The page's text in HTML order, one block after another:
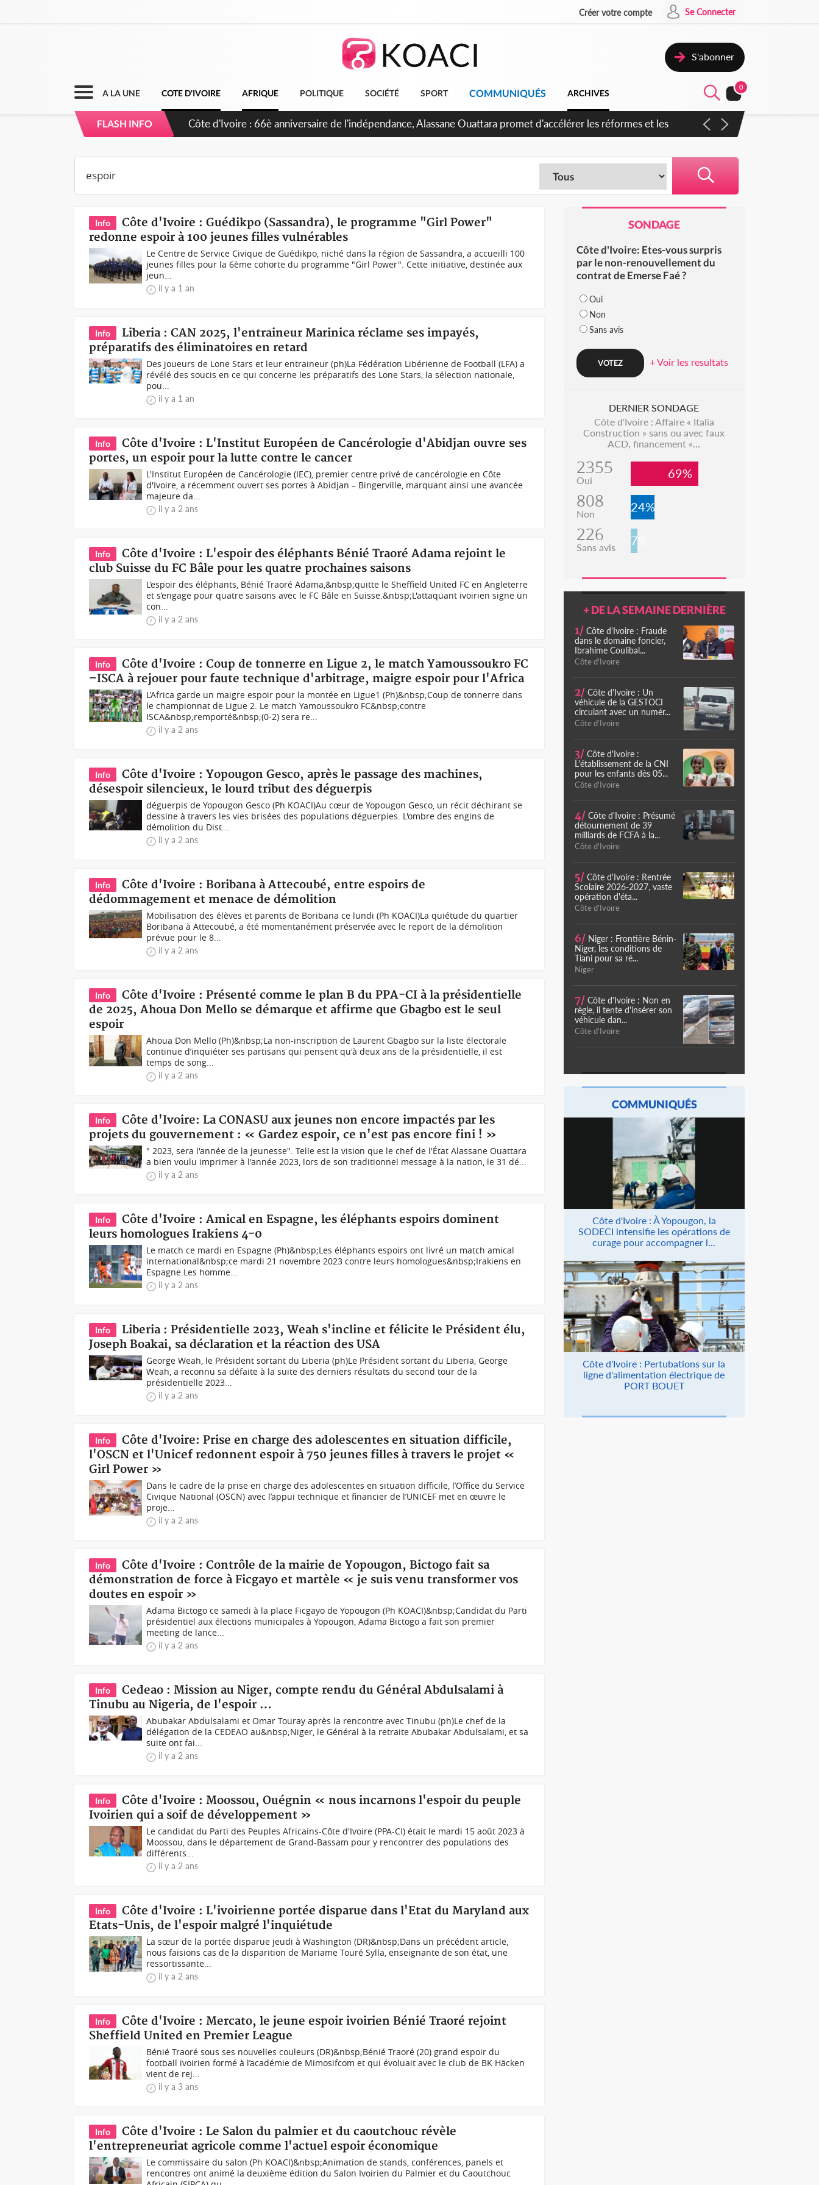
Créer votre compte Se Connecter
S'abonner
A LA UNE COTE D'IVOIRE AFRIQUE POLITIQUE SOCIÉTÉ SPORT COMMUNIQUÉS ARCHIVES
0
FLASH INFO
Côte d'Ivoire : À Abidjan, Amadou Oury Bah admire le modèle ivoirien et veut s'en inspirer pour accélérer le
Info
Côte d'Ivoire : Guédikpo (Sassandra), le programme "Girl Power"
redonne espoir à 100 jeunes filles vulnérables
Le Centre de Service Civique de Guédikpo, niché dans la région de Sassandra, a accueilli 100
jeunes filles pour la 6ème cohorte du programme "Girl Power". Cette initiative, destinée aux
jeun...
il y a 1 an
Info
Liberia : CAN 2025, l'entraineur Marinica réclame ses impayés,
préparatifs des éliminatoires en retard
Des joueurs de Lone Stars et leur entraineur (ph)La Fédération Libérienne de Football (LFA) a
révélé des soucis en ce qui concerne les préparatifs des Lone Stars, la sélection nationale,
pou...
il y a 1 an
Info
Côte d'Ivoire : L'Institut Européen de Cancérologie d'Abidjan ouvre ses
portes, un espoir pour la lutte contre le cancer
L'Institut Européen de Cancérologie (IEC), premier centre privé de cancérologie en Côte
d'Ivoire, a récemment ouvert ses portes à Abidjan – Bingerville, marquant ainsi une avancée
majeure da...
il y a 2 ans
Info
Côte d'Ivoire : L'espoir des éléphants Bénié Traoré Adama rejoint le
club Suisse du FC Bâle pour les quatre prochaines saisons
L’espoir des éléphants, Bénié Traoré Adama,&nbsp;quitte le Sheffield United FC en Angleterre
et s’engage pour quatre saisons avec le FC Bâle en Suisse.&nbsp;L'attaquant ivoirien signe un
con...
il y a 2 ans
Info
Côte d'Ivoire : Coup de tonnerre en Ligue 2, le match Yamoussoukro FC
–ISCA à rejouer pour faute technique d'arbitrage, maigre espoir pour l'Africa
L’Africa garde un maigre espoir pour la montée en Ligue1 (Ph)&nbsp;Coup de tonnerre dans
le championnat de Ligue 2. Le match Yamoussoukro FC&nbsp;contre
ISCA&nbsp;remporté&nbsp;(0-2) sera re...
il y a 2 ans
Info
Côte d'Ivoire : Yopougon Gesco, après le passage des machines,
désespoir silencieux, le lourd tribut des déguerpis
déguerpis de Yopougon Gesco (Ph KOACI)Au cœur de Yopougon Gesco, un récit déchirant se
dessine à travers les vies brisées des populations déguerpies. L'ombre des engins de
démolition du Dist...
il y a 2 ans
Info
Côte d'Ivoire : Boribana à Attecoubé, entre espoirs de
dédommagement et menace de démolition
Mobilisation des élèves et parents de Boribana ce lundi (Ph KOACI)La quiétude du quartier
Boribana à Attecoubé, a été momentanément préservée avec le report de la démolition
prévue pour le 8...
il y a 2 ans
Info
Côte d'Ivoire : Présenté comme le plan B du PPA-CI à la présidentielle
de 2025, Ahoua Don Mello se démarque et affirme que Gbagbo est le seul
espoir
Ahoua Don Mello (Ph)&nbsp;La non-inscription de Laurent Gbagbo sur la liste électorale
continue d’inquiéter ses partisans qui pensent qu'à deux ans de la présidentielle, il est
temps de song...
il y a 2 ans
Info
Côte d'Ivoire: La CONASU aux jeunes non encore impactés par les
projets du gouvernement : « Gardez espoir, ce n'est pas encore fini ! »
" 2023, sera l'année de la jeunesse". Telle est la vision que le chef de l'État Alassane Ouattara
a bien voulu imprimer à l'année 2023, lors de son traditionnel message à la nation, le 31 dé...
il y a 2 ans
Info
Côte d'Ivoire : Amical en Espagne, les éléphants espoirs dominent
leurs homologues Irakiens 4-0
Le match ce mardi en Espagne (Ph)&nbsp;Les éléphants espoirs ont livré un match amical
international&nbsp;ce mardi 21 novembre 2023 contre leurs homologues&nbsp;Irakiens en
Espagne.Les homme...
il y a 2 ans
Info
Liberia : Présidentielle 2023, Weah s'incline et félicite le Président élu,
Joseph Boakai, sa déclaration et la réaction des USA
George Weah, le Président sortant du Liberia (ph)Le Président sortant du Liberia, George
Weah, a reconnu sa défaite à la suite des derniers résultats du second tour de la
présidentielle 2023...
il y a 2 ans
Info
Côte d'Ivoire: Prise en charge des adolescentes en situation difficile,
l'OSCN et l'Unicef redonnent espoir à 750 jeunes filles à travers le projet «
Girl Power »
Dans le cadre de la prise en charge des adolescentes en situation difficile, l’Office du Service
Civique National (OSCN) avec l’appui technique et financier de l’UNICEF met en œuvre le
proje...
il y a 2 ans
Info
Côte d'Ivoire : Contrôle de la mairie de Yopougon, Bictogo fait sa
démonstration de force à Ficgayo et martèle « je suis venu transformer vos
doutes en espoir »
Adama Bictogo ce samedi à la place Ficgayo de Yopougon (Ph KOACI) &nbsp;Candidat du Parti
présidentiel aux élections municipales à Yopougon, Adama Bictogo a fait son premier
meeting de lance...
il y a 2 ans
Info
Cedeao : Mission au Niger, compte rendu du Général Abdulsalami à
Tinubu au Nigeria, de l'espoir …
Abubakar Abdulsalami et Omar Touray après la rencontre avec Tinubu (ph)Le chef de la
délégation de la CEDEAO au&nbsp;Niger, le Général à la retraite Abubakar Abdulsalami, et sa
suite ont fai...
il y a 2 ans
Info
Côte d'Ivoire : Moossou, Ouégnin « nous incarnons l'espoir du peuple
Ivoirien qui a soif de développement »
Le candidat du Parti des Peuples Africains-Côte d'Ivoire (PPA-CI) était le mardi 15 août 2023 à
Moossou, dans le département de Grand-Bassam pour y rencontrer des populations des
différents...
il y a 2 ans
Info
Côte d'Ivoire : L'ivoirienne portée disparue dans l'Etat du Maryland aux
Etats-Unis, de l'espoir malgré l'inquiétude
La sœur de la portée disparue jeudi à Washington (DR)&nbsp;Dans un précédent article,
nous faisions cas de la disparition de Mariame Touré Sylla, enseignante de son état, une
ressortissante...
il y a 2 ans
Info
Côte d'Ivoire : Mercato, le jeune espoir ivoirien Bénié Traoré rejoint
Sheffield United en Premier League
Bénié Traoré sous ses nouvelles couleurs (DR)&nbsp;Bénié Traoré (20) grand espoir du
football ivoirien formé à l’académie de Mimosifcom et qui évoluait avec le club de BK Häcken
vient de rej...
il y a 3 ans
Info
Côte d'Ivoire : Le Salon du palmier et du caoutchouc révèle
l'entrepreneuriat agricole comme l'actuel espoir économique
Le commissaire du salon (Ph KOACI)&nbsp;Animation de stands, conférences, panels et
rencontres ont animé la deuxième édition du Salon Ivoirien du Palmier et du Caoutchouc
SONDAGE
Côte d'Ivoire: Etes-vous surpris
par le non-renouvellement du
contrat de Emerse Faé ?
Oui
Non
Sans avis
+ Voir les resultats
DERNIER SONDAGE
Côte d'Ivoire : Affaire « Italia
Construction » sans ou avec faux
ACD, financement «...
2355
Oui 69%
808
Non 24%
226
Sans avis 7%
+ DE LA SEMAINE DERNIÈRE
1/ Côte d'Ivoire : Fraude
dans le domaine foncier,
Ibrahime Coulibal...
Côte d'Ivoire
2/ Côte d'Ivoire : Un
véhicule de la GESTOCI
circulant avec un numér...
Côte d'Ivoire
3/ Côte d'Ivoire :
L'établissement de la CNI
pour les enfants dès 05...
Côte d'Ivoire
4/ Côte d'Ivoire : Présumé
détournement de 39
milliards de FCFA à la...
Côte d'Ivoire
5/ Côte d'Ivoire : Rentrée
Scolaire 2026-2027, vaste
opération d'éta...
Côte d'Ivoire
6/ Niger : Frontière Bénin-
Niger, les conditions de
Tiani pour sa ré...
Niger
7/ Côte d'Ivoire : Non en
règle, il tente d'insérer son
véhicule dan...
Côte d'Ivoire
COMMUNIQUÉS
Côte d'Ivoire : À Yopougon, la
SODECI intensifie les opérations de
curage pour accompagner l...
Côte d'Ivoire : Pertubations sur la
ligne d'alimentation électrique de
PORT BOUET